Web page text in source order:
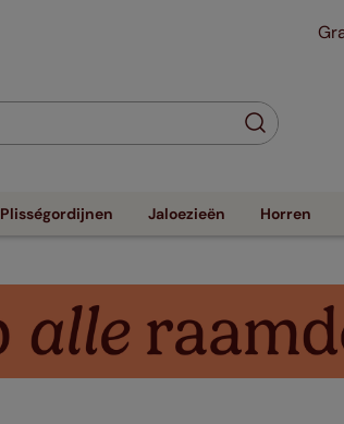
Plisségordijnen Jaloezieën Horren